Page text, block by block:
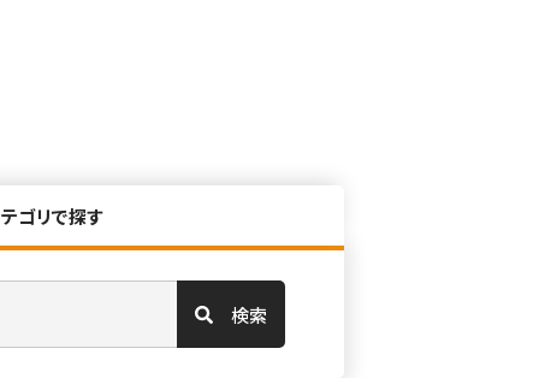
ゴリで探す
検索